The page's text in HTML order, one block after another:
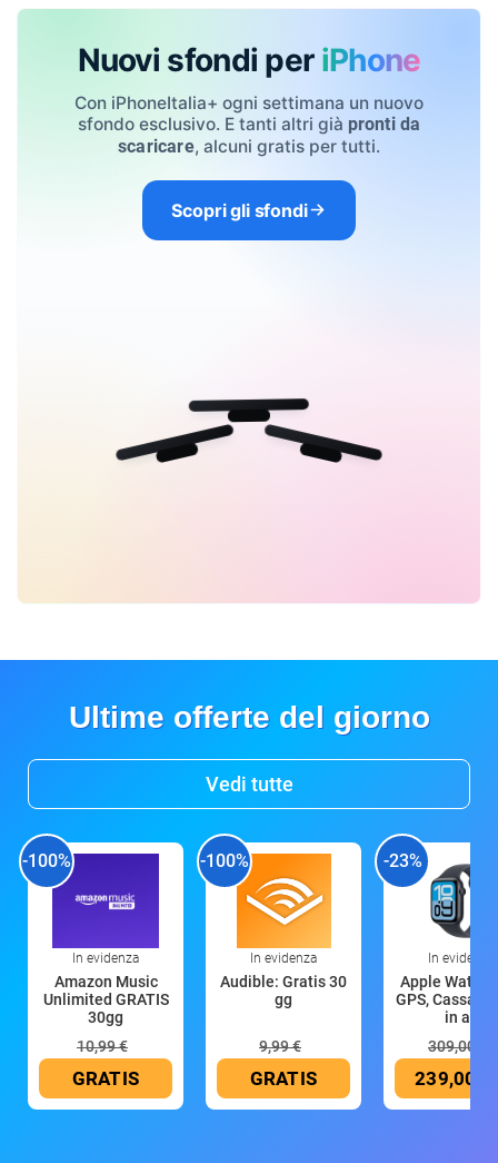
Nuovi sfondi per iPhone
Con iPhoneItalia+ ogni settimana un nuovo
sfondo esclusivo. E tanti altri già pronti da
scaricare, alcuni gratis per tutti.
Scopri gli sfondi
Ultime offerte del giorno
Vedi tutte
-100%
In evidenza
Amazon Music
Unlimited GRATIS
30gg
10,99 €
GRATIS
-100%
In evidenza
Audible: Gratis 30
gg
9,99 €
GRATIS
-23%
In evidenza
Apple Watch
GPS, Cassa
in all
309,00 €
239,00 €